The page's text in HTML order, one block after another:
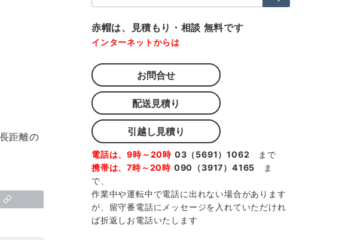
距離の
索：
赤帽は、見積もり・相談 無料です
インターネットからは
お問合せ
配送見積り
引越し見積り
電話は、9時～20時 03（5691）1062 まで
携帯は、7時～20時 090（3917）4165 ま
で、
作業中や運転中で電話に出れない場合があります
が、留守番電話にメッセージを入れていただけれ
ば折返しお電話いたします